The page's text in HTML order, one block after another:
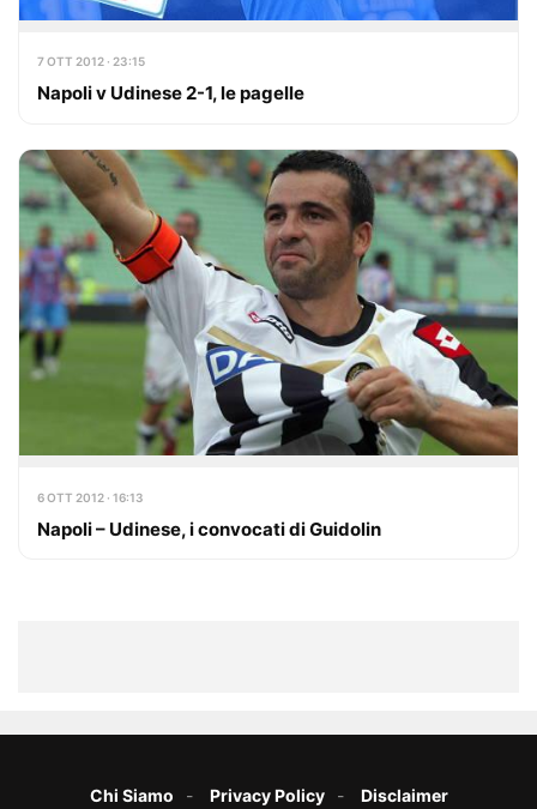
7 OTT 2012 · 23:15
Napoli v Udinese 2-1, le pagelle
6 OTT 2012 · 16:13
Napoli – Udinese, i convocati di Guidolin
Chi Siamo Privacy Policy Disclaimer